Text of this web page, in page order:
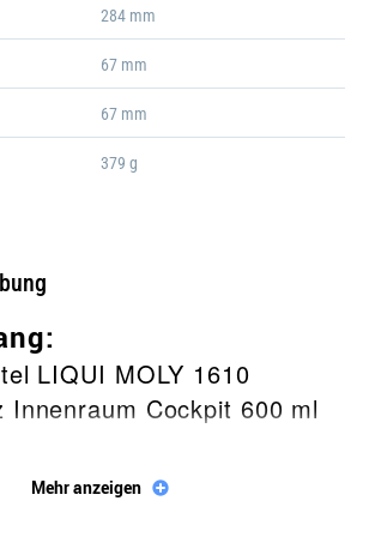
284 mm
67 mm
67 mm
379 g
LIQUI MOLY 1610
Innenraum Cockpit 600 ml
Mehr anzeigen